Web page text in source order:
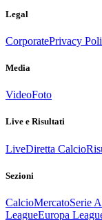
Legal
CorporatePrivacy
Media
VideoFoto
Live e Risultati
LiveDiretta Calcio
Sezioni
CalcioMercatoSerie A
LeagueEuropa